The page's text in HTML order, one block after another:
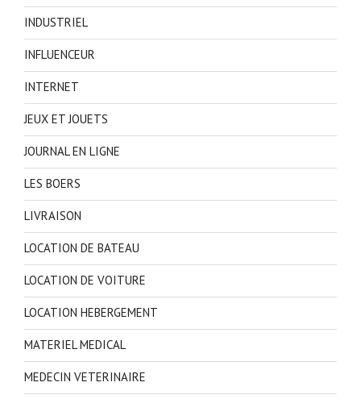
INDUSTRIEL
INFLUENCEUR
INTERNET
JEUX ET JOUETS
JOURNAL EN LIGNE
LES BOERS
LIVRAISON
LOCATION DE BATEAU
LOCATION DE VOITURE
LOCATION HEBERGEMENT
MATERIEL MEDICAL
MEDECIN VETERINAIRE